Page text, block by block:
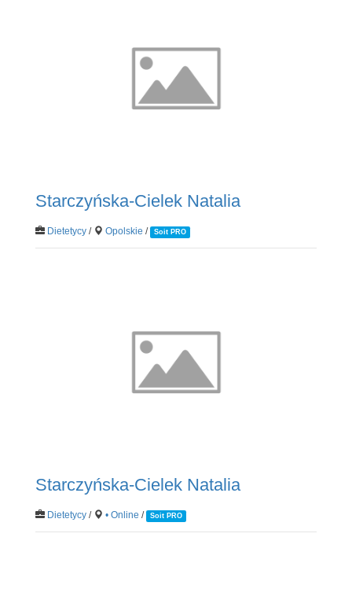
Starczyńska-Cielek Natalia
Dietetycy/ Opolskie / Soit PRO
Starczyńska-Cielek Natalia
Dietetycy/ • Online / Soit PRO